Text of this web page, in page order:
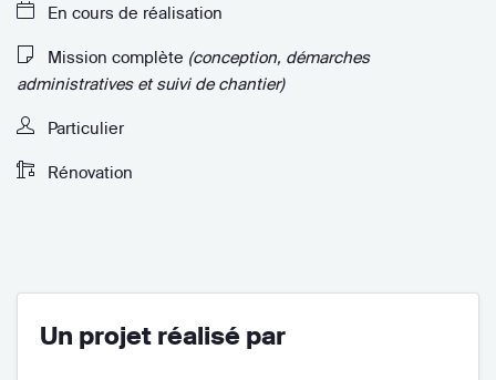
En cours de réalisation
Mission complète (conception, démarches
administratives et suivi de chantier)
Particulier
Rénovation
Un projet réalisé par